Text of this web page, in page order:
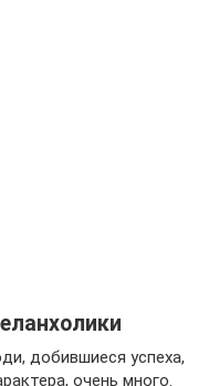
добившиеся успеха,
очень много.